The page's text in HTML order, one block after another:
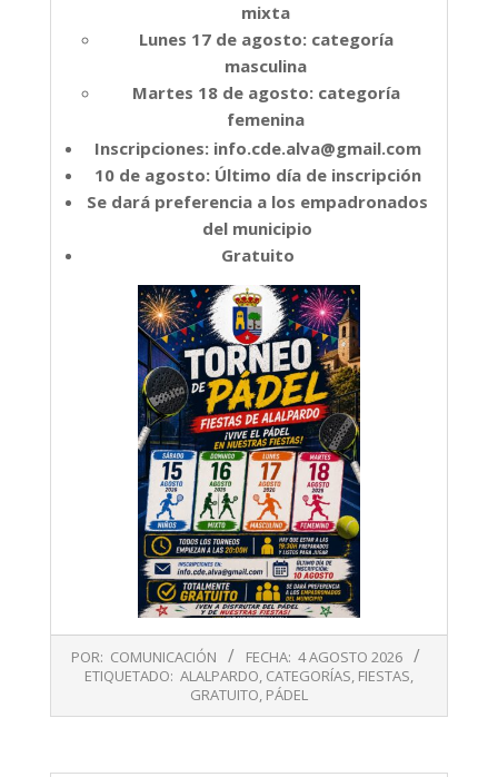
mixta
Lunes 17 de agosto: categoría
masculina
Martes 18 de agosto: categoría
femenina
Inscripciones: info.cde.alva@gmail.com
10 de agosto: Último día de inscripción
Se dará preferencia a los empadronados
del municipio
Gratuito
08-
POR: COMUNICACIÓN FECHA: 4 AGOSTO 2026
ETIQUETADO: ALALPARDO, CATEGORÍAS, FIESTAS,
GRATUITO, PÁDEL